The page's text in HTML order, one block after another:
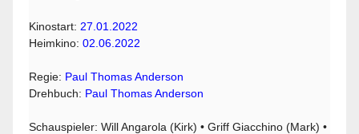
Kinostart: 27.01.2022
Heimkino:02.06.2022
Regie: Paul Thomas Anderson
Drehbuch: Paul Thomas Anderson
Schauspieler: Will Angarola (Kirk) • Griff Giacchino (Mark) •